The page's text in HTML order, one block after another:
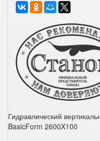
Гидравлический
BasicForm 2600X100